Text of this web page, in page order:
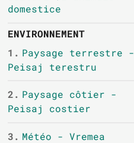
domestice
ENVIRONNEMENT
1. Paysage terrestre -
Peisaj terestru
2. Paysage côtier -
Peisaj costier
3. Météo - Vremea